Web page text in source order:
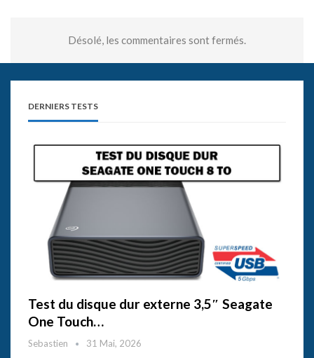
Désolé, les commentaires sont fermés.
DERNIERS TESTS
Test du disque dur externe 3,5″ Seagate
One Touch…
Sebastien 31 Mai, 2026